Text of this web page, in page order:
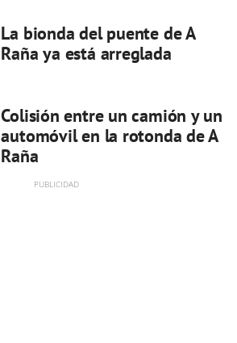
La bionda del puente de A
Raña ya está arreglada
Colisión entre un camión y un
automóvil en la rotonda de A
Raña